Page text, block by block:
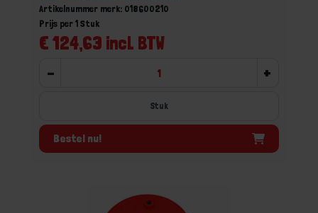
Artikelnummer merk: 018600210
€ 124,63 incl. BTW
Prijs per 1 Stuk
- +
Stuk
Bestel nu!